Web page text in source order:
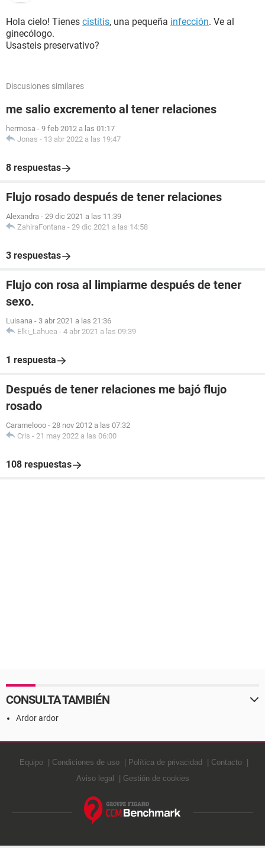
Hola cielo! Tienes cistitis, una pequeña infección. Ve al
ginecólogo.
Usasteis preservativo?
Discusiones similares
me salio excremento al tener relaciones
hermosa - 9 feb 2012 a las 01:17
Jonas - 13 abr 2022 a las 19:47
8 respuestas
Flujo rosado después de tener relaciones
Alexandra - 29 dic 2021 a las 11:39
ZahiraFontana - 29 dic 2021 a las 14:58
3 respuestas
Flujo con rosa al limpiarme después de tener
sexo.
Luisana - 3 abr 2021 a las 21:36
Elki_Lahuea - 4 abr 2021 a las 09:39
1 respuesta
Después de tener relaciones me bajó flujo
rosado
Caramelooo - 28 nov 2012 a las 07:32
Cris - 21 may 2022 a las 06:00
108 respuestas
CONSULTA TAMBIÉN
Ardor ardor
Equipo Condiciones de uso Política de privacidad
Contacto
Aviso legal
Gestión de cookies